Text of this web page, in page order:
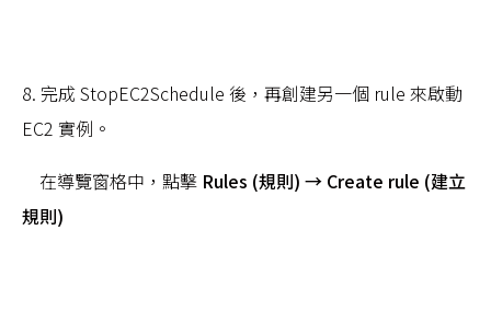
8. 完成 StopEC2Schedule 後，再創建另一個 rule 來啟動
EC2 實例。
在導覽窗格中，點擊 Rules (規則) → Create rule (建立
規則)